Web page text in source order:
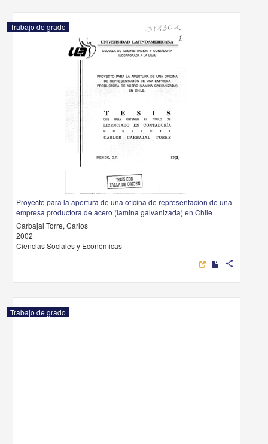
Trabajo de grado
Proyecto para la apertura de una oficina de representacion de una
empresa productora de acero (lamina galvanizada) en Chile
Carbajal Torre, Carlos
2002
Ciencias Sociales y Económicas
share
Trabajo de grado